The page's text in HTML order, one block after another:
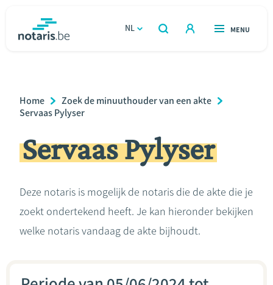
gaan
NL
OPEN
ZOEKEN
OPEN
MENU
Relatie & samenleven
Erven & schenken
Over de notaris
Breadcrumb
Home
Zoek de minuuthouder van een akte
Servaas Pylyser
Servaas Pylyser
Deze notaris is mogelijk de notaris die de akte die je
zoekt ondertekend heeft. Je kan hieronder bekijken
welke notaris vandaag de akte bijhoudt.